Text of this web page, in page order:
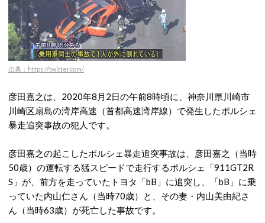
出典：https://twitter.com/
彦田嘉之は、2020年8月2日の午前8時頃に、神奈川県川崎市
川崎区扇島の湾岸高速（首都高速湾岸線）で発生したポルシェ
暴走追突事故の犯人です。
彦田嘉之の起こしたポルシェ暴走追突事故は、彦田嘉之（当時
50歳）の運転する猛スピードで走行するポルシェ「911GT2R
S」が、前方を走っていたトヨタ「bB」に追突し、「bB」に乗
っていた内山仁さん（当時70歳）と、その妻・内山美由紀さ
ん（当時63歳）が死亡した事故です。